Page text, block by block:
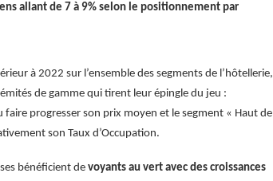
allant de 7 à 9% selon le positionnement par
à 2022 sur l’ensemble des segments de l’hôtellerie,
de gamme qui tirent leur épingle du jeu :
faire progresser son prix moyen et le segment « Haut de
son Taux d’Occupation.
bénéficient devoyants au vert avec des croissances